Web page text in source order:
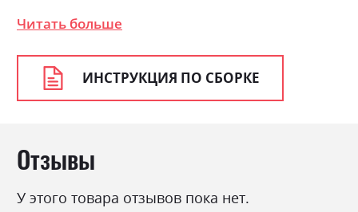
сніжний, ясен сніжний/дуб
сонома трюфель
Цвет материала
дуб сонома трюфель
Материал
Читать больше
ИНСТРУКЦИЯ ПО СБОРКЕ
Отзывы
У этого товара отзывов пока нет.